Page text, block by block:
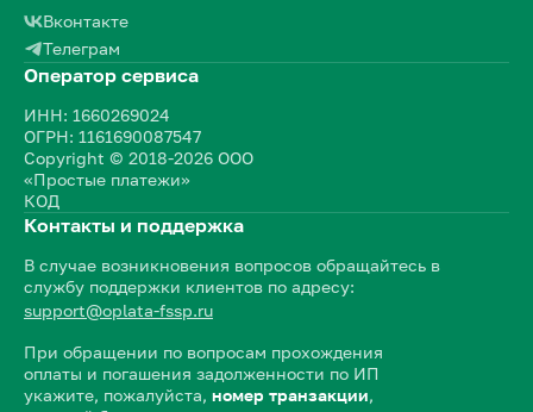
Вконтакте
Телеграм
Оператор сервиса
ИНН: 1660269024
ОГРН: 1161690087547
Copyright © 2018-2026 ООО
«Простые платежи»
КОД
Контакты и поддержка
В случае возникновения вопросов обращайтесь в
службу поддержки клиентов по адресу:
support@oplata-fssp.ru
При обращении по вопросам прохождения
оплаты и погашения задолженности по ИП
укажите, пожалуйста, номер транзакции,